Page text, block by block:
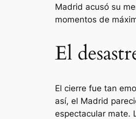
Madrid acusó su
momentos de
El
El cierre fue tan
así, el Madrid
espectacular mate.